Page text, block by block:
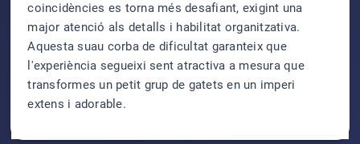
coincidències es torna més desafiant, exigint una
major atenció als detalls i habilitat organitzativa.
Aquesta suau corba de dificultat garanteix que
l'experiència segueixi sent atractiva a mesura que
transformes un petit grup de gatets en un imperi
extens i adorable.